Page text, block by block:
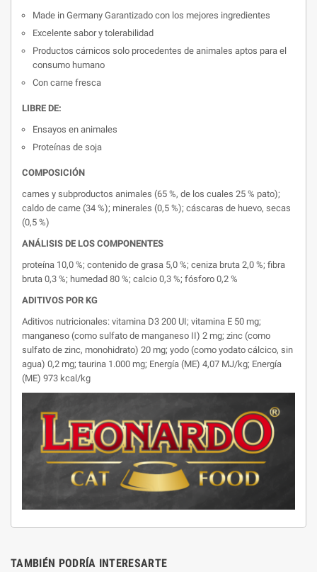
Made in Germany Garantizado con los mejores ingredientes
Excelente sabor y tolerabilidad
Productos cárnicos solo procedentes de animales aptos para el
consumo humano
Con carne fresca
LIBRE DE:
Ensayos en animales
Proteínas de soja
COMPOSICIÓN
carnes y subproductos animales (65 %, de los cuales 25 % pato);
caldo de carne (34 %); minerales (0,5 %); cáscaras de huevo, secas
(0,5 %)
ANÁLISIS DE LOS COMPONENTES
proteína 10,0 %; contenido de grasa 5,0 %; ceniza bruta 2,0 %; fibra
bruta 0,3 %; humedad 80 %; calcio 0,3 %; fósforo 0,2 %
ADITIVOS POR KG
Aditivos nutricionales: vitamina D3 200 UI; vitamina E 50 mg;
manganeso (como sulfato de manganeso II) 2 mg; zinc (como
sulfato de zinc, monohidrato) 20 mg; yodo (como yodato cálcico, sin
agua) 0,2 mg; taurina 1.000 mg; Energía (ME) 4,07 MJ/kg; Energía
(ME) 973 kcal/kg
TAMBIÉN PODRÍA INTERESARTE